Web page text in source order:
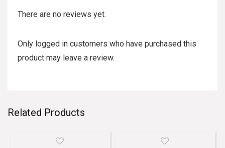
There are no reviews yet.
Only logged in customers who have purchased this
product may leave a review.
Related Products